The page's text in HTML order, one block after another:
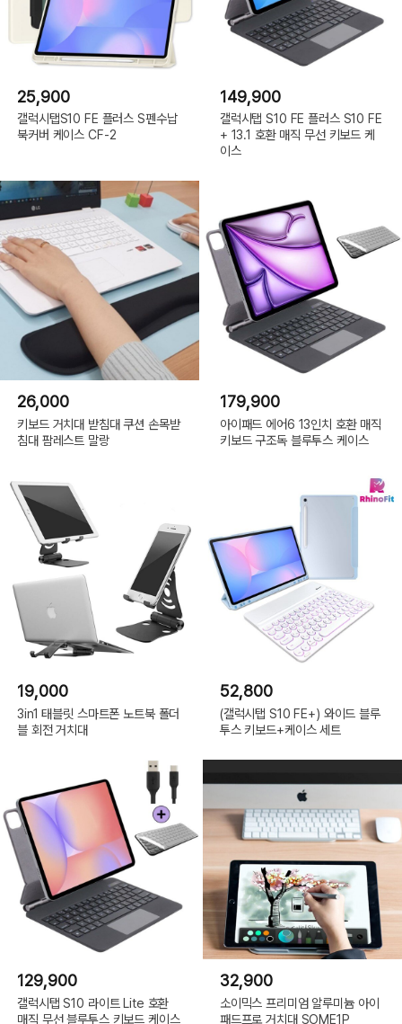
25,900
갤럭시탭S10 FE 플러스 S펜수납
북커버 케이스 CF-2
149,900
갤럭시탭 S10 FE 플러스 S10 FE
+ 13.1 호환 매직 무선 키보드 케
이스
26,000
키보드 거치대 받침대 쿠션 손목받
침대 팜레스트 말랑
179,900
아이패드 에어6 13인치 호환 매직
키보드 구조독 블루투스 케이스
19,000
3in1 태블릿 스마트폰 노트북 폴더
블 회전 거치대
52,800
(갤럭시탭 S10 FE+) 와이드 블루
투스 키보드+케이스 세트
129,900
갤럭시탭 S10 라이트 Lite 호환
매직 무선 블루투스 키보드 케이스
32,900
소이믹스 프리미엄 알루미늄 아이
패드프로 거치대 SOME1P